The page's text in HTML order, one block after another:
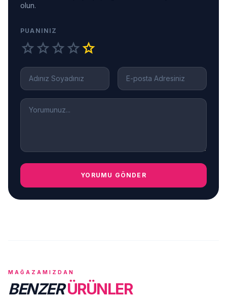
olun.
PUANINIZ
starstarstarstarstar
YORUMU GÖNDER
MAĞAZAMIZDAN
BENZERÜRÜNLER